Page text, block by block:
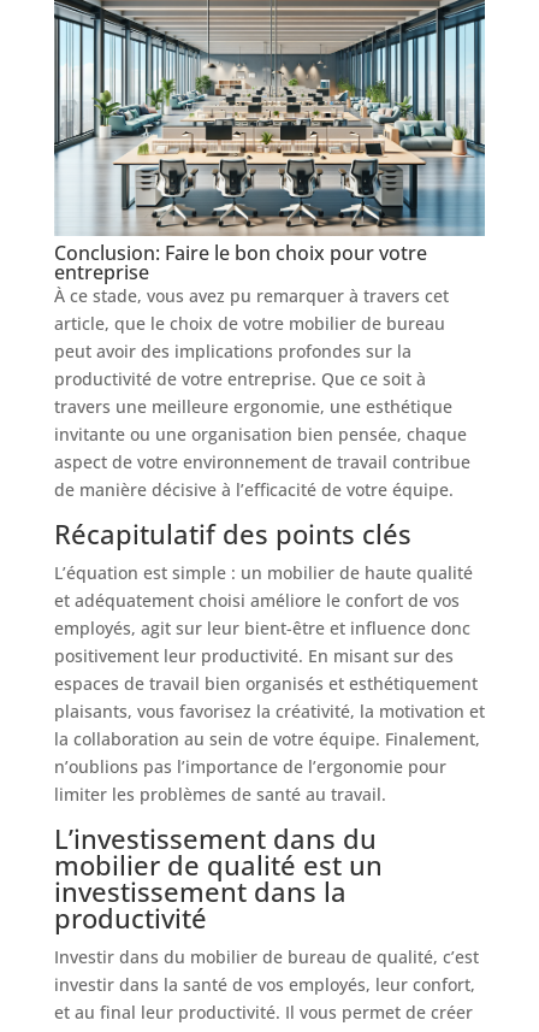
Conclusion: Faire le bon choix pour votre
entreprise
À ce stade, vous avez pu remarquer à travers cet
article, que le choix de votre mobilier de bureau
peut avoir des implications profondes sur la
productivité de votre entreprise. Que ce soit à
travers une meilleure ergonomie, une esthétique
invitante ou une organisation bien pensée, chaque
aspect de votre environnement de travail contribue
de manière décisive à l’efficacité de votre équipe.
Récapitulatif des points clés
L’équation est simple : un mobilier de haute qualité
et adéquatement choisi améliore le confort de vos
employés, agit sur leur bient-être et influence donc
positivement leur productivité. En misant sur des
espaces de travail bien organisés et esthétiquement
plaisants, vous favorisez la créativité, la motivation et
la collaboration au sein de votre équipe. Finalement,
n’oublions pas l’importance de l’ergonomie pour
limiter les problèmes de santé au travail.
L’investissement dans du
mobilier de qualité est un
investissement dans la
productivité
Investir dans du mobilier de bureau de qualité, c’est
investir dans la santé de vos employés, leur confort,
et au final leur productivité. Il vous permet de créer